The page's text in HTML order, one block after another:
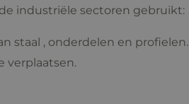
industriële sectoren gebruikt:
staal , onderdelen en profielen.
verplaatsen.